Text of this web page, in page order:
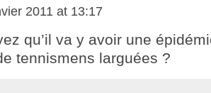
2011 at 13:17
qu’il va y avoir une
tennismens larguées ?